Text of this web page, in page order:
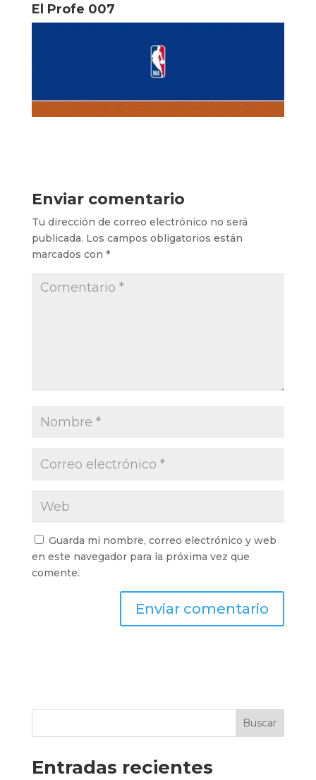
El Profe 007
Enviar comentario
Tu dirección de correo electrónico no será
publicada. Los campos obligatorios están
marcados con *
Guarda mi nombre, correo electrónico y web
en este navegador para la próxima vez que
comente.
Buscar
Entradas recientes